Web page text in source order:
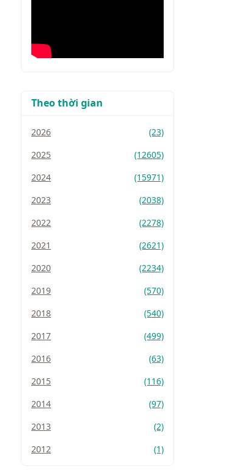
Theo thời gian
2026
(23)
2025
(12605)
2024
(15971)
2023
(2038)
2022
(2278)
2021
(2621)
2020
(2234)
2019
(570)
2018
(540)
2017
(499)
2016
(63)
2015
(116)
2014
(97)
2013
(2)
2012
(1)